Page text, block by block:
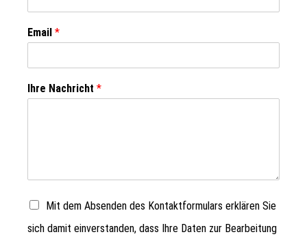
Email *
Ihre Nachricht *
Mit dem Absenden des Kontaktformulars erklären Sie
sich damit einverstanden, dass Ihre Daten zur Bearbeitung